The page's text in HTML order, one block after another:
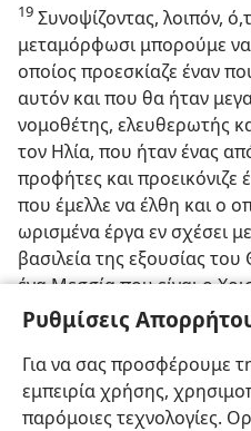
Ρυθμίσεις
Για να σας προσφέρουμε
εμπειρία χρήσης,
παρόμοιες τεχνολογίες.
19 Συνοψίζοντας, λοιπόν,
μεταμόρφωσι μπορούμε
οποίος προεσκίαζε έναν
αυτόν και που θα ήταν
νομοθέτης, ελευθερωτής
τον Ηλία, που ήταν ένας
προφήτες και
που έμελλε να έλθη και ο
ωρισμένα έργα εν σχέσει
βασιλεία της εξουσίας του
ένα Μεσσία που είναι ο
οποίον ο Θεός εξέλεξε και
είναι βασιλεύς και
Υιόν του Ιεχωβά Θεού και
και του νέου κόσμου.